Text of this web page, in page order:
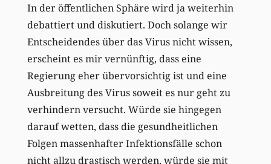
In der öffentlichen Sphäre wird ja weiterhin
debattiert und diskutiert. Doch solange wir
Entscheidendes über das Virus nicht wissen,
erscheint es mir vernünftig, dass eine
Regierung eher übervorsichtig ist und eine
Ausbreitung des Virus soweit es nur geht zu
verhindern versucht. Würde sie hingegen
darauf wetten, dass die gesundheitlichen
Folgen massenhafter Infektionsfälle schon
nicht allzu drastisch werden, würde sie mit